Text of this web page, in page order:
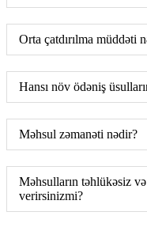
Orta çatdırılma müddəti
Hansı növ ödəniş
Məhsul zəmanəti nədir?
Məhsulların təhlükəsiz və
verirsinizmi?